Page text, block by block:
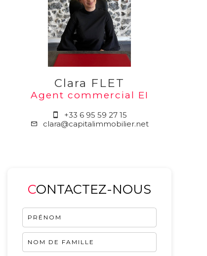
Clara FLET
Agent commercial EI
+33 6 95 59 27 15
clara@capitalimmobilier.net
CONTACTEZ-NOUS